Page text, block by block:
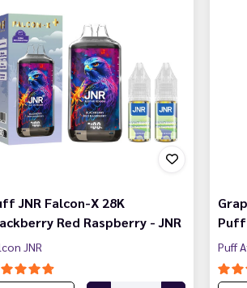
JNR Falcon-X 28K
Red Raspberry - JNR
JNR Puff